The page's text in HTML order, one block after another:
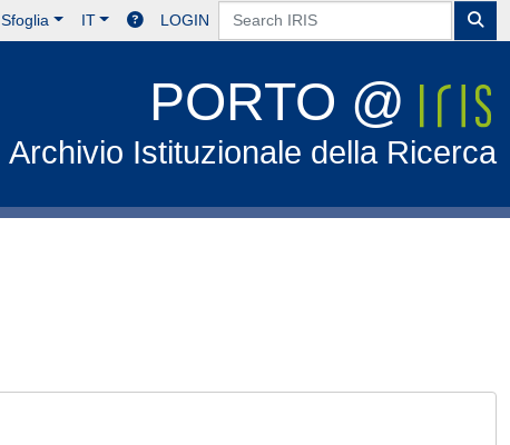
Sfoglia IT LOGIN
PORTO @
Archivio Istituzionale della Ricerca